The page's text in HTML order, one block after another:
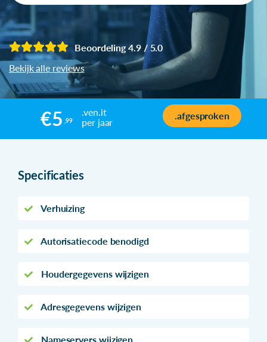
Beoordeling 4.9 / 5.0
Bekijk alle reviews
€5 ,99
.ven.it
per jaar
.afgesproken
Specificaties
Verhuizing
Autorisatiecode benodigd
Houdergegevens wijzigen
Adresgegevens wijzigen
Nameservers wijzigen